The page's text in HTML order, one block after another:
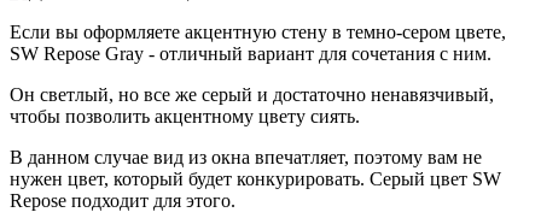
Если вы оформляете акцентную стену в темно-сером цвете,
SW Repose Gray - отличный вариант для сочетания с ним.
Он светлый, но все же серый и достаточно ненавязчивый,
чтобы позволить акцентному цвету сиять.
В данном случае вид из окна впечатляет, поэтому вам не
нужен цвет, который будет конкурировать. Серый цвет SW
Repose подходит для этого.